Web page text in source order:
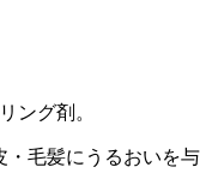
ング剤。
毛髪にうるおいを与